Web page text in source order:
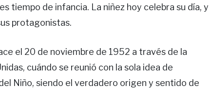
tiempo de infancia. La niñez hoy celebra su día, y
protagonistas.
el 20 de noviembre de 1952 a través de la
cuándo se reunió con la sola idea de
Niño, siendo el verdadero origen y sentido de